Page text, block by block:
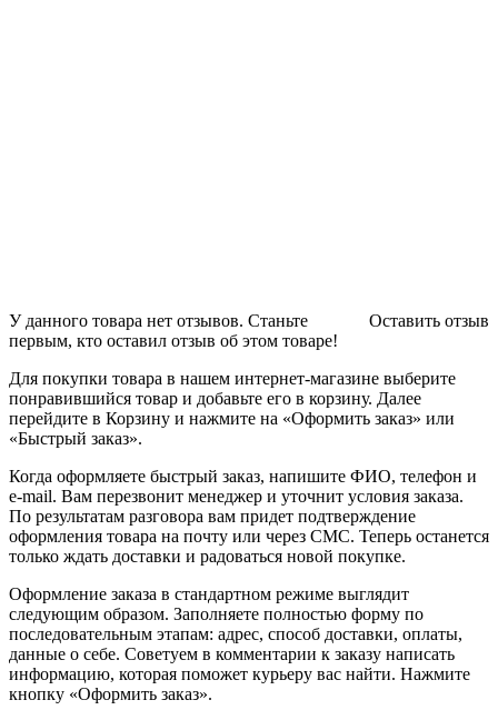
Оставить отзыв
У данного товара нет отзывов. Станьте
первым, кто оставил отзыв об этом товаре!
Для покупки товара в нашем интернет-магазине выберите
понравившийся товар и добавьте его в корзину. Далее
перейдите в Корзину и нажмите на «Оформить заказ» или
«Быстрый заказ».
Когда оформляете быстрый заказ, напишите ФИО, телефон и
e-mail. Вам перезвонит менеджер и уточнит условия заказа.
По результатам разговора вам придет подтверждение
оформления товара на почту или через СМС. Теперь останется
только ждать доставки и радоваться новой покупке.
Оформление заказа в стандартном режиме выглядит
следующим образом. Заполняете полностью форму по
последовательным этапам: адрес, способ доставки, оплаты,
данные о себе. Советуем в комментарии к заказу написать
информацию, которая поможет курьеру вас найти. Нажмите
кнопку «Оформить заказ».